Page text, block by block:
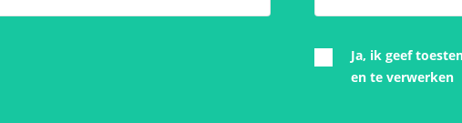
Ja, ik geef
en te verwerken